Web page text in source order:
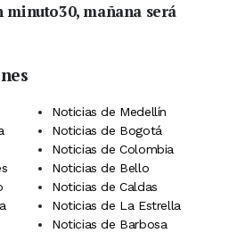
minuto30, mañana será
Noticias de Medellín
Noticias de Bogotá
Noticias de Colombia
Noticias de Bello
Noticias de Caldas
Noticias de La Estrella
Noticias de Barbosa